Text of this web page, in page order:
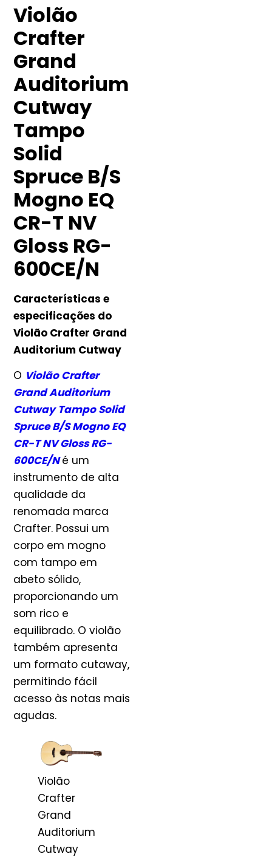
Violão
Crafter
Grand
Auditorium
Cutway
Tampo
Solid
Spruce B/S
Mogno EQ
CR-T NV
Gloss RG-
600CE/N
Características e
especificações do
Violão Crafter Grand
Auditorium Cutway
O Violão Crafter
Grand Auditorium
Cutway Tampo Solid
Spruce B/S Mogno EQ
CR-T NV Gloss RG-
600CE/N é um
instrumento de alta
qualidade da
renomada marca
Crafter. Possui um
corpo em mogno
com tampo em
abeto sólido,
proporcionando um
som rico e
equilibrado. O violão
também apresenta
um formato cutaway,
permitindo fácil
acesso às notas mais
agudas.
Violão
Crafter
Grand
Auditorium
Cutway